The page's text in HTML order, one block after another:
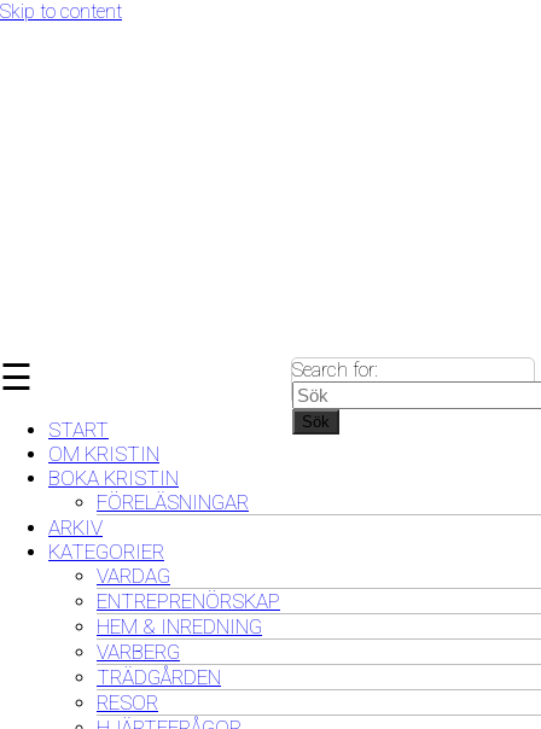
Skip to content
☰
START
OM KRISTIN
BOKA KRISTIN
FÖRELÄSNINGAR
ARKIV
KATEGORIER
VARDAG
ENTREPRENÖRSKAP
HEM & INREDNING
VARBERG
TRÄDGÅRDEN
RESOR
Search for:
Sök